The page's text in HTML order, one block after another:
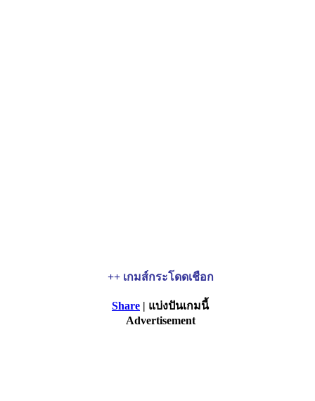
++ เกมส์กระโดดเชือก
Share | แบ่งปันเกมนี้
Advertisement